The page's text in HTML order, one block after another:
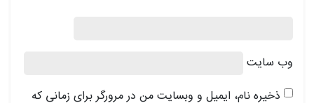
وب‌ سایت
ذخیره نام، ایمیل و وبسایت من در مرورگر برای زمانی که